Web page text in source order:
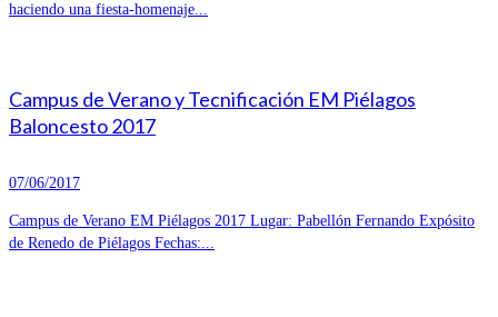
haciendo una fiesta-homenaje...
Campus de Verano y Tecnificación EM Piélagos
Baloncesto 2017
07/06/2017
Campus de Verano EM Piélagos 2017 Lugar: Pabellón Fernando Expósito
de Renedo de Piélagos Fechas:...